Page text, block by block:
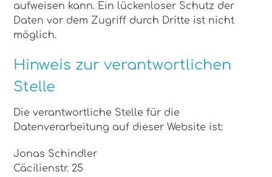
aufweisen kann. Ein lückenloser Schutz der
Daten vor dem Zugriff durch Dritte ist nicht
möglich.
Hinweis zur verantwortlichen
Stelle
Die verantwortliche Stelle für die
Datenverarbeitung auf dieser Website ist:
Jonas Schindler
Cäcilienstr. 25